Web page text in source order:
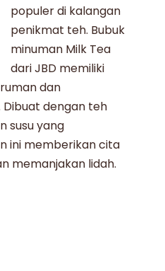
populer di kalangan
penikmat teh. Bubuk
minuman Milk Tea
dari JBD memiliki
dan
dengan teh
susu yang
ini memberikan cita
memanjakan lidah.